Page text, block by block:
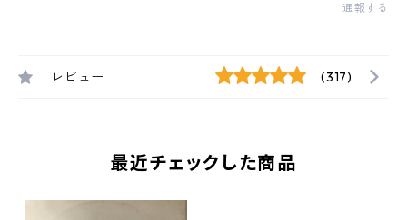
通報する
レビュー (317)
最近チェックした商品